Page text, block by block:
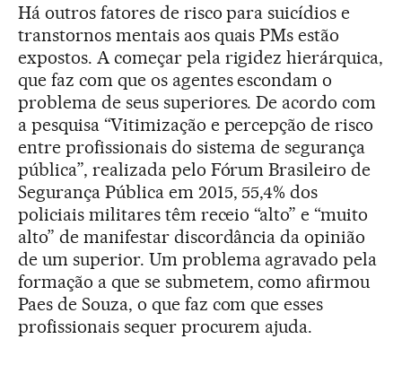
Há outros fatores de risco para suicídios e
transtornos mentais aos quais PMs estão
expostos. A começar pela rigidez hierárquica,
que faz com que os agentes escondam o
problema de seus superiores. De acordo com
a pesquisa “Vitimização e percepção de risco
entre profissionais do sistema de segurança
pública”, realizada pelo Fórum Brasileiro de
Segurança Pública em 2015, 55,4% dos
policiais militares têm receio “alto” e “muito
alto” de manifestar discordância da opinião
de um superior. Um problema agravado pela
formação a que se submetem, como afirmou
Paes de Souza, o que faz com que esses
profissionais sequer procurem ajuda.